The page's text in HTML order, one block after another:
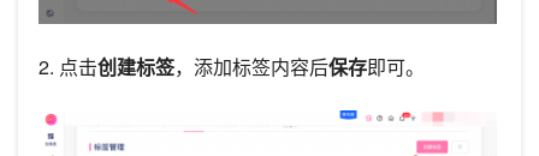
2. 点击创建标签，添加标签内容后保存即可。